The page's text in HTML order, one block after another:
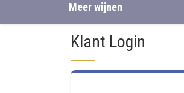
Meer wijnen
Klant Login